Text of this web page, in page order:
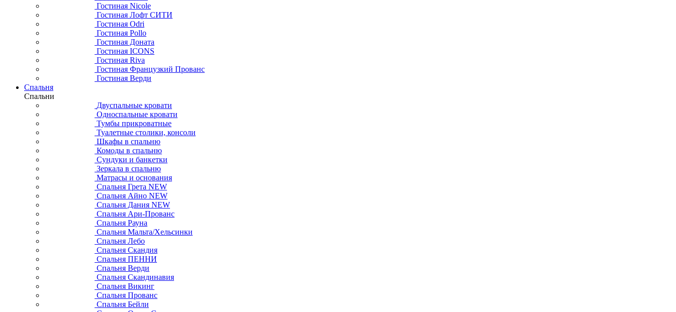
Гостиная Nicole
Гостиная Лофт СИТИ
Гостиная Odri
Гостиная Pollo
Гостиная Доната
Гостиная ICONS
Гостиная Riva
Гостиная Французкий Прованс
Гостиная Верди
Спальня
Спальни
Двуспальные кровати
Односпальные кровати
Тумбы прикроватные
Туалетные столики, консоли
Шкафы в спальню
Комоды в спальню
Сундуки и банкетки
Зеркала в спальню
Матрасы и основания
Спальня Грета NEW
Спальня Айно NEW
Спальня Дания NEW
Спальня Ари-Прованс
Спальня Рауна
Спальня Мальта/Хельсинки
Спальня Лебо
Спальня Скандия
Спальня ПЕННИ
Спальня Верди
Спальня Скандинавия
Спальня Викинг
Спальня Прованс
Спальня Бейли